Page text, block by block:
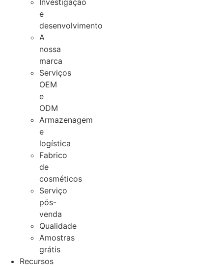
Investigação
e
desenvolvimento
A
nossa
marca
Serviços
OEM
e
ODM
Armazenagem
e
logística
Fabrico
de
cosméticos
Serviço
pós-
venda
Qualidade
Amostras
grátis
Recursos